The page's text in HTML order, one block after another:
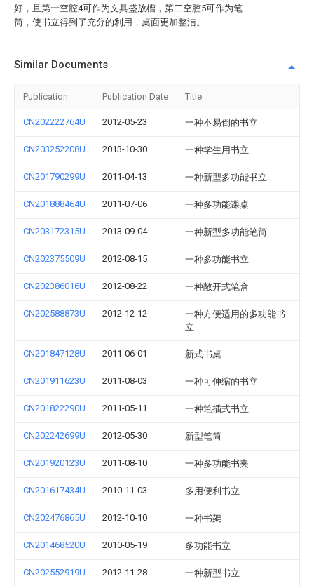
好，且第一空腔4可作为文具盛放槽，第二空腔5可作为笔
筒，使书立得到了充分的利用，桌面更加整洁。
Similar Documents
Publication Publication Date Title
CN202222764U 2012-05-23 一种不易倒的书立
CN203252208U 2013-10-30 一种学生用书立
CN201790299U 2011-04-13 一种新型多功能书立
CN201888464U 2011-07-06 一种多功能课桌
CN203172315U 2013-09-04 一种新型多功能笔筒
CN202375509U 2012-08-15 一种多功能书立
CN202386016U 2012-08-22 一种敞开式笔盒
CN202588873U 2012-12-12
一种方便适用的多功能书
立
CN201847128U 2011-06-01 新式书桌
CN201911623U 2011-08-03 一种可伸缩的书立
CN201822290U 2011-05-11 一种笔插式书立
CN202242699U 2012-05-30 新型笔筒
CN201920123U 2011-08-10 一种多功能书夹
CN201617434U 2010-11-03 多用便利书立
CN202476865U 2012-10-10 一种书架
CN201468520U 2010-05-19 多功能书立
CN202552919U 2012-11-28 一种新型书立